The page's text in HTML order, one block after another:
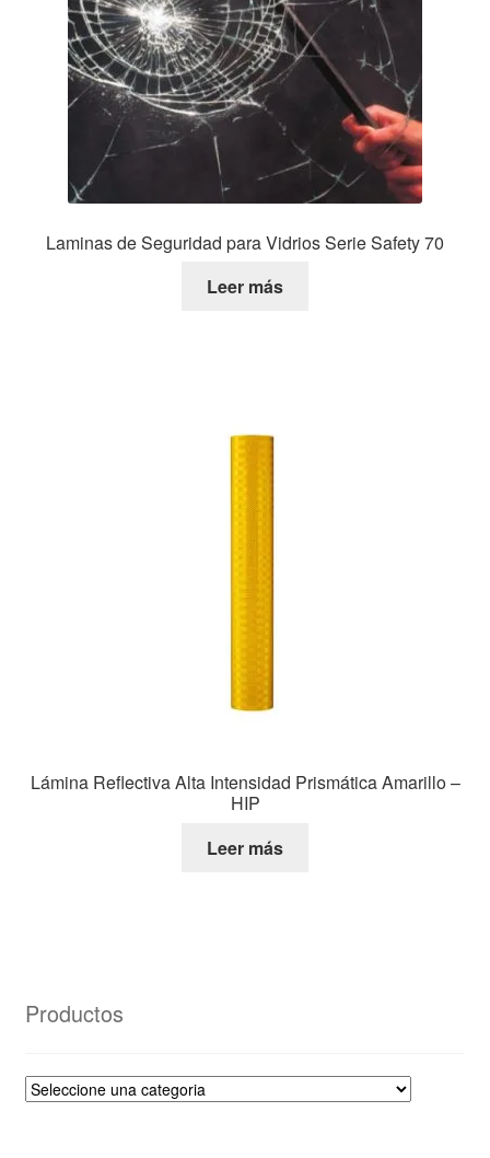
Laminas de Seguridad para Vidrios Serie Safety 70
Leer más
Lámina Reflectiva Alta Intensidad Prismática Amarillo –
HIP
Leer más
Productos